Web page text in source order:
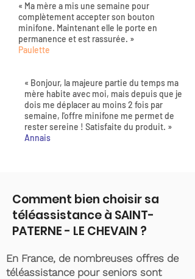
« Ma mère a mis une semaine pour
complètement accepter son bouton
minifone. Maintenant elle le porte en
permanence et est rassurée. »
Paulette
« Bonjour, la majeure partie du temps ma
mère habite avec moi, mais depuis que je
dois me déplacer au moins 2 fois par
semaine, l'offre minifone me permet de
rester sereine ! Satisfaite du produit. »
Annais
Comment bien choisir sa
téléassistance à SAINT-
PATERNE - LE CHEVAIN ?
En France, de nombreuses offres de
téléassistance pour seniors sont